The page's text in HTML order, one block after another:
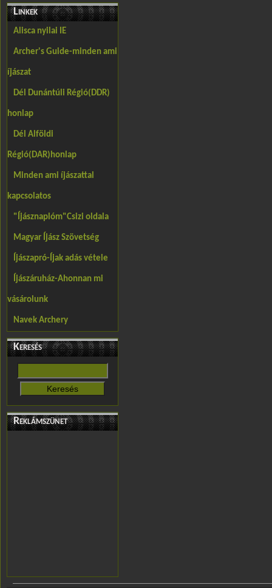
Linkek
Alisca nyilai IE
Archer's Guide-minden ami
íjászat
Dél Dunántúli Régió(DDR)
honlap
Dél Alföldi
Régió(DAR)honlap
Minden ami íjászattal
kapcsolatos
"Íjásznaplóm"Csizi oldala
Magyar Íjász Szövetség
Íjászapró-Íjak adás vétele
Íjászáruház-Ahonnan mi
vásárolunk
Navek Archery
Keresés
Reklámszünet